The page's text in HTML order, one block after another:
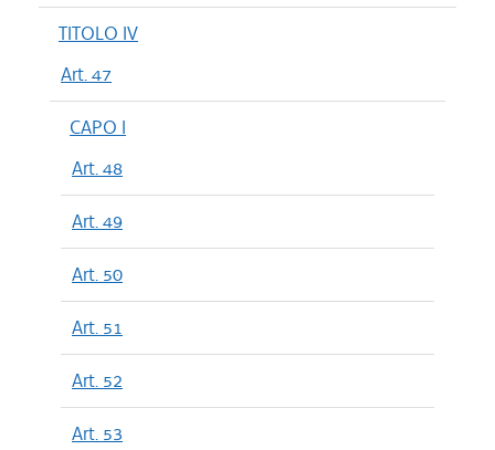
TITOLO IV
Art. 47
CAPO I
Art. 48
Art. 49
Art. 50
Art. 51
Art. 52
Art. 53